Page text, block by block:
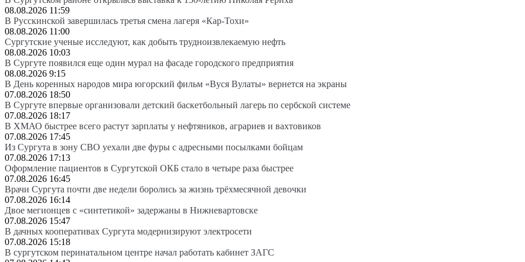
08.08.2026 11:59
В Русскинской завершилась третья смена лагеря «Кар-Тохи»
08.08.2026 11:00
Сургутские ученые исследуют, как добыть трудноизвлекаемую нефть
08.08.2026 10:03
В Сургуте появился еще один мурал на фасаде городского предприятия
08.08.2026 9:15
В День коренных народов мира югорский фильм «Вуся Вулаты» вернется на экраны
07.08.2026 18:50
В Сургуте впервые организовали детский баскетбольный лагерь по сербской системе
07.08.2026 18:17
В ХМАО быстрее всего растут зарплаты у нефтяников, аграриев и вахтовиков
07.08.2026 17:45
Из Сургута в зону СВО уехали две фуры с адресными посылками бойцам
07.08.2026 17:13
Оформление пациентов в Сургутской ОКБ стало в четыре раза быстрее
07.08.2026 16:45
Врачи Сургута почти две недели боролись за жизнь трёхмесячной девочки
07.08.2026 16:14
Двое мегионцев с «синтетикой» задержаны в Нижневартовске
07.08.2026 15:47
В дачных кооперативах Сургута модернизируют электросети
07.08.2026 15:18
В сургутском перинатальном центре начал работать кабинет ЗАГС